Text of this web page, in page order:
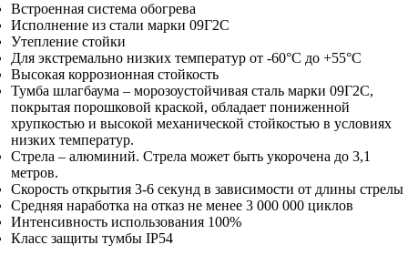
Встроенная система обогрева
Исполнение из стали марки 09Г2С
Утепление стойки
Для экстремально низких температур от -60°C до +55°C
Высокая коррозионная стойкость
Тумба шлагбаума – морозоустойчивая сталь марки 09Г2С,
покрытая порошковой краской, обладает пониженной
хрупкостью и высокой механической стойкостью в условиях
низких температур.
Стрела – алюминий. Стрела может быть укорочена до 3,1
метров.
Скорость открытия 3-6 секунд в зависимости от длины стрелы
Средняя наработка на отказ не менее 3 000 000 циклов
Интенсивность использования 100%
Класс защиты тумбы IP54